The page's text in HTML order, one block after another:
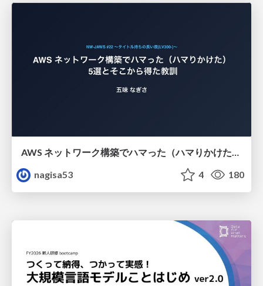
AWS ネットワーク構築でハマった（ハマりかけた） 5選とそこから得た教訓
nagisa53
4 180